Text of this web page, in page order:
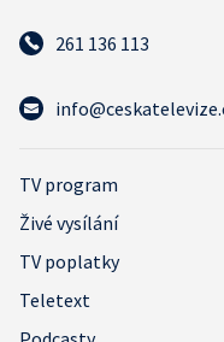
261 136 113
TV program
Živé vysílání
TV poplatky
Teletext